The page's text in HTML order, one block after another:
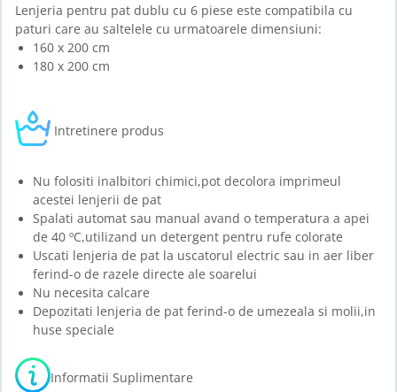
Lenjeria pentru pat dublu cu 6 piese este compatibila cu
paturi care au saltelele cu urmatoarele dimensiuni:
160 x 200 cm
180 x 200 cm
Intretinere produs
Nu folositi inalbitori chimici,pot decolora imprimeul
acestei lenjerii de pat
Spalati automat sau manual avand o temperatura a apei
de 40 ºC,utilizand un detergent pentru rufe colorate
Uscati lenjeria de pat la uscatorul electric sau in aer liber
ferind-o de razele directe ale soarelui
Nu necesita calcare
Depozitati lenjeria de pat ferind-o de umezeala si molii,in
huse speciale
Informatii Suplimentare